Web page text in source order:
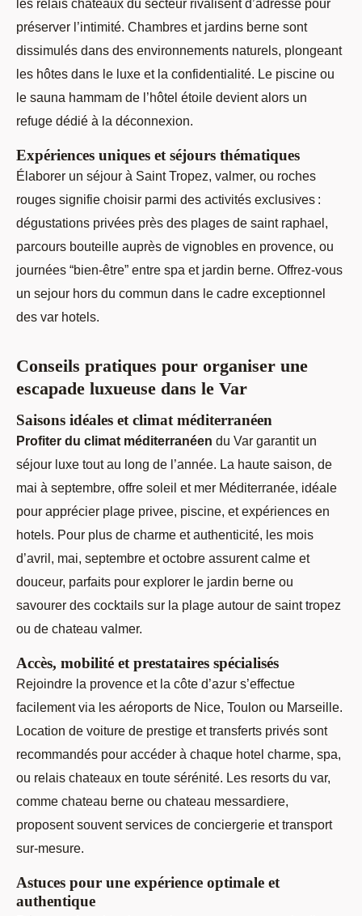
les relais chateaux du secteur rivalisent d’adresse pour
préserver l’intimité. Chambres et jardins berne sont
dissimulés dans des environnements naturels, plongeant
les hôtes dans le luxe et la confidentialité. Le piscine ou
le sauna hammam de l’hôtel étoile devient alors un
refuge dédié à la déconnexion.
Expériences uniques et séjours thématiques
Élaborer un séjour à Saint Tropez, valmer, ou roches
rouges signifie choisir parmi des activités exclusives :
dégustations privées près des plages de saint raphael,
parcours bouteille auprès de vignobles en provence, ou
journées “bien-être” entre spa et jardin berne. Offrez-vous
un sejour hors du commun dans le cadre exceptionnel
des var hotels.
Conseils pratiques pour organiser une
escapade luxueuse dans le Var
Saisons idéales et climat méditerranéen
Profiter du climat méditerranéen du Var garantit un
séjour luxe tout au long de l’année. La haute saison, de
mai à septembre, offre soleil et mer Méditerranée, idéale
pour apprécier plage privee, piscine, et expériences en
hotels. Pour plus de charme et authenticité, les mois
d’avril, mai, septembre et octobre assurent calme et
douceur, parfaits pour explorer le jardin berne ou
savourer des cocktails sur la plage autour de saint tropez
ou de chateau valmer.
Accès, mobilité et prestataires spécialisés
Rejoindre la provence et la côte d’azur s’effectue
facilement via les aéroports de Nice, Toulon ou Marseille.
Location de voiture de prestige et transferts privés sont
recommandés pour accéder à chaque hotel charme, spa,
ou relais chateaux en toute sérénité. Les resorts du var,
comme chateau berne ou chateau messardiere,
proposent souvent services de conciergerie et transport
sur-mesure.
Astuces pour une expérience optimale et
authentique